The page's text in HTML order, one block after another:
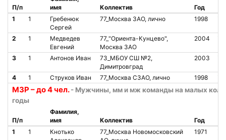
П/п
имя
Коллектив Год
1
1
Гребенюк
Сергей
77_Москва ЗАО, лично 1998
2 1
Медведев
Евгений
77_"Ориента-Кунцево",
Москва ЗАО
2004
3 1 Антонов Иван
73_МБОУ СШ №2,
Димитровград
2003
4 1 Струков Иван 77_Москва СЗАО, лично 1998
М3Р – до 4 чел. - Мужчины, мм и мж команды на малых
годы
П/п
Фамилия,
имя
Коллектив Год
1
1
Кнотько
77_Москва Новомосковский
1971